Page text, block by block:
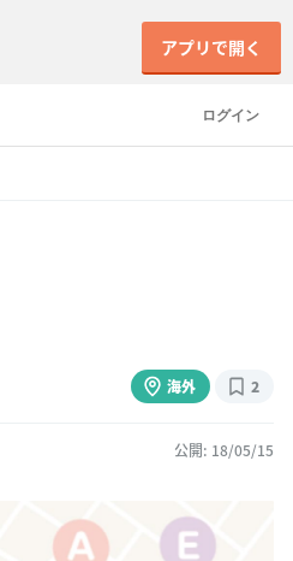
ログイン
アプリで開く
海外 2
公開: 18/05/15